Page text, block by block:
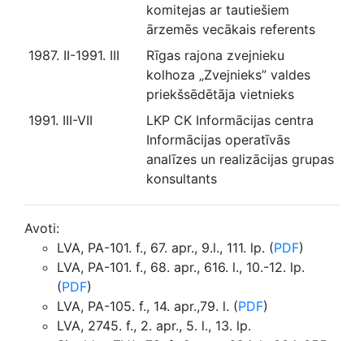
komitejas ar tautiešiem
ārzemēs vecākais referents
1987. II-1991. III
Rīgas rajona zvejnieku
kolhoza „Zvejnieks” valdes
priekšsēdētāja vietnieks
1991. III-VII
LKP CK Informācijas centra
Informācijas operatīvās
analīzes un realizācijas grupas
konsultants
Avoti:
LVA, PA-101. f., 67. apr., 9.l., 111. lp. (PDF)
LVA, PA-101. f., 68. apr., 616. l., 10.-12. lp.
(PDF)
LVA, PA-105. f., 14. apr.,79. l. (PDF)
LVA, 2745. f., 2. apr., 5. l., 13. lp.